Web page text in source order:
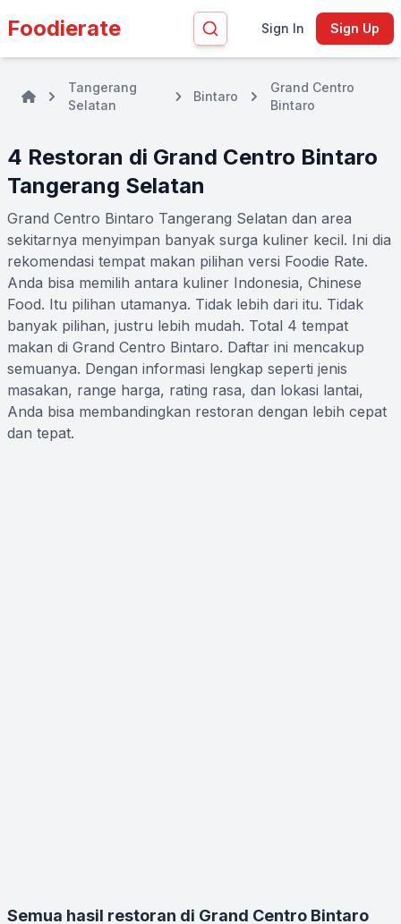
Foodierate Sign In Sign Up
Tangerang
Selatan
Bintaro
Grand Centro
Bintaro
4 Restoran di Grand Centro Bintaro
Tangerang Selatan
Grand Centro Bintaro Tangerang Selatan dan area
sekitarnya menyimpan banyak surga kuliner kecil. Ini dia
rekomendasi tempat makan pilihan versi Foodie Rate.
Anda bisa memilih antara kuliner Indonesia, Chinese
Food. Itu pilihan utamanya. Tidak lebih dari itu. Tidak
banyak pilihan, justru lebih mudah. Total 4 tempat
makan di Grand Centro Bintaro. Daftar ini mencakup
semuanya. Dengan informasi lengkap seperti jenis
masakan, range harga, rating rasa, dan lokasi lantai,
Anda bisa membandingkan restoran dengan lebih cepat
dan tepat.
Semua hasil restoran di Grand Centro Bintaro